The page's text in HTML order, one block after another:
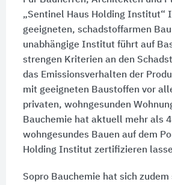
„Sentinel Haus Holding Institut“
geeigneten, schadstoffarmen
unabhängige Institut führt auf
strengen Kriterien an den
das Emissionsverhalten der
mit geeigneten Baustoffen vor
privaten, wohngesunden
Bauchemie hat aktuell mehr als
wohngesundes Bauen auf dem
Holding Institut zertifizieren
Sopro Bauchemie hat sich